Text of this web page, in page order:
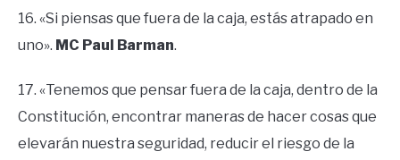
16. «Si piensas que fuera de la caja, estás atrapado en
uno». MC Paul Barman.
17. «Tenemos que pensar fuera de la caja, dentro de la
Constitución, encontrar maneras de hacer cosas que
elevarán nuestra seguridad, reducir el riesgo de la